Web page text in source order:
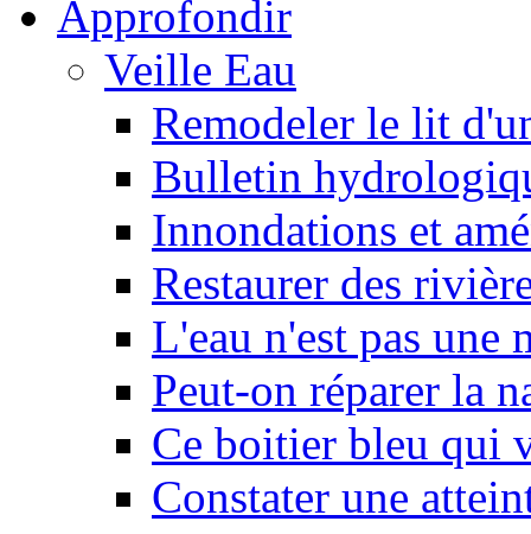
Approfondir
Veille Eau
Remodeler le lit
Bulletin
Innondations et
Restaurer des
L'eau n'est pas une
Peut-on réparer la
Ce boitier bleu qui
Constater une